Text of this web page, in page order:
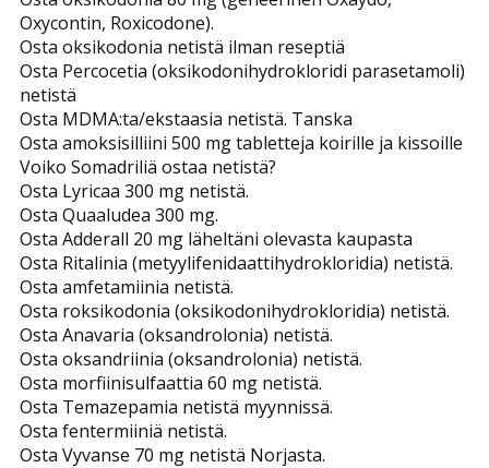
Oxycontin, Roxicodone).
Osta oksikodonia netistä ilman reseptiä
Osta Percocetia (oksikodonihydrokloridi parasetamoli)
netistä
Osta MDMA:ta/ekstaasia netistä. Tanska
Osta amoksisilliini 500 mg tabletteja koirille ja kissoille
Voiko Somadriliä ostaa netistä?
Osta Lyricaa 300 mg netistä.
Osta Quaaludea 300 mg.
Osta Adderall 20 mg läheltäni olevasta kaupasta
Osta Ritalinia (metyylifenidaattihydrokloridia) netistä.
Osta amfetamiinia netistä.
Osta roksikodonia (oksikodonihydrokloridia) netistä.
Osta Anavaria (oksandrolonia) netistä.
Osta oksandriinia (oksandrolonia) netistä.
Osta morfiinisulfaattia 60 mg netistä.
Osta Temazepamia netistä myynnissä.
Osta fentermiiniä netistä.
Osta Vyvanse 70 mg netistä Norjasta.